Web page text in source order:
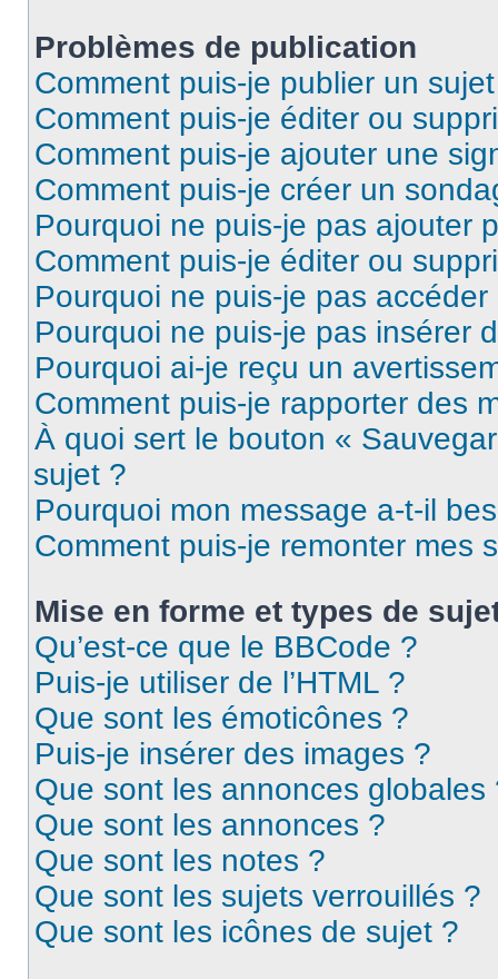
Problèmes de publication
Comment puis-je publier un
Comment puis-je éditer ou
Comment puis-je ajouter une
Comment puis-je créer un
Pourquoi ne puis-je pas ajouter
Comment puis-je éditer ou
Pourquoi ne puis-je pas
Pourquoi ne puis-je pas insérer
Pourquoi ai-je reçu un
Comment puis-je rapporter des
À quoi sert le bouton «
sujet ?
Pourquoi mon message a-t-il
Comment puis-je remonter mes
Mise en forme et types de
Qu’est-ce que le BBCode ?
Puis-je utiliser de l’HTML ?
Que sont les émoticônes ?
Puis-je insérer des images ?
Que sont les annonces globales
Que sont les annonces ?
Que sont les notes ?
Que sont les sujets verrouillés ?
Que sont les icônes de sujet ?